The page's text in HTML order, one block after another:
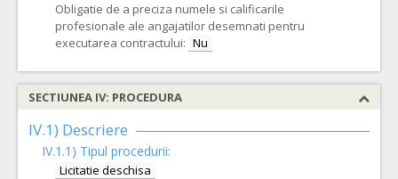
Obligatie de a preciza numele si calificarile
profesionale ale angajatilor desemnati pentru
executarea contractului: Nu
SECTIUNEA IV: PROCEDURA
IV.1) Descriere
IV.1.1) Tipul procedurii:
Licitatie deschisa